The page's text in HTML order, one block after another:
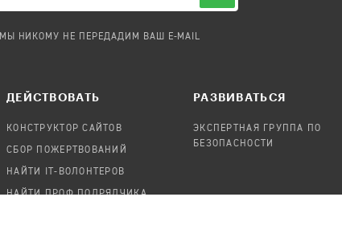
МЫ НИКОМУ НЕ ПЕРЕДАДИМ ВАШ E-MAIL
ДЕЙСТВОВАТЬ
КОНСТРУКТОР САЙТОВ
СБОР ПОЖЕРТВОВАНИЙ
НАЙТИ IT-ВОЛОНТЕРОВ
НАЙТИ ПРОФ.ПОДРЯДЧИКА
РАЗВИВАТЬСЯ
ЭКСПЕРТНАЯ ГРУППА ПО
БЕЗОПАСНОСТИ